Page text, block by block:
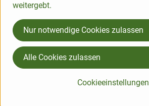
Herkunft
Hersteller: Tranquillo
Deutschland
weitergebt.
Cookieeinstellungen
Nur notwendige Cookies zulassen
Alle Cookies zulassen